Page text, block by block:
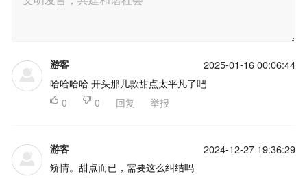
游客 2025-01-16 00:06:44
哈哈哈哈 开头那几款甜点太平凡了吧
 0  0 回复 举报
游客 2024-12-27 19:36:29
矫情。甜点而已，需要这么纠结吗